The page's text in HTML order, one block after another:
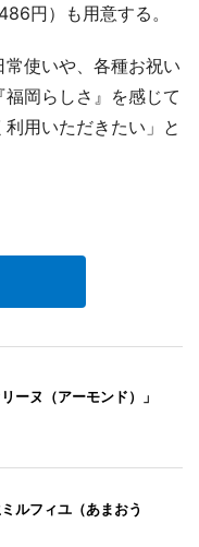
円）も用意する。
使いや、各種お祝い
岡らしさ』を感じて
用いただきたい」と
ーヌ（アーモンド）」
ルフィユ（あまおう